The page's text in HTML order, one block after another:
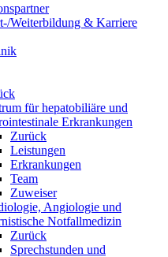
Weiterbildung & Karriere
für hepatobiliäre und
Erkrankungen
Zurück
Leistungen
Erkrankungen
Team
Zuweiser
Angiologie und
Notfallmedizin
Zurück
Sprechstunden und